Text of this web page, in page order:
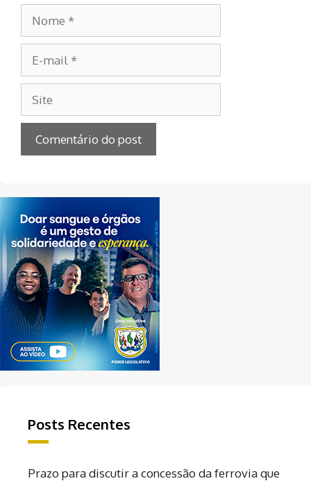
mail
Posts Recentes
Prazo para discutir a concessão da ferrovia que